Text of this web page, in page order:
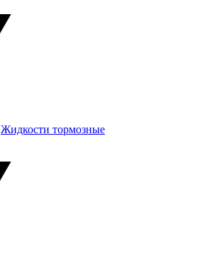
Жидкости тормозные